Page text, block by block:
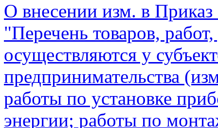
О внесении изм. в
"Перечень товаров,
осуществляются у
предпринимательства
работы по установке
энергии; работы по